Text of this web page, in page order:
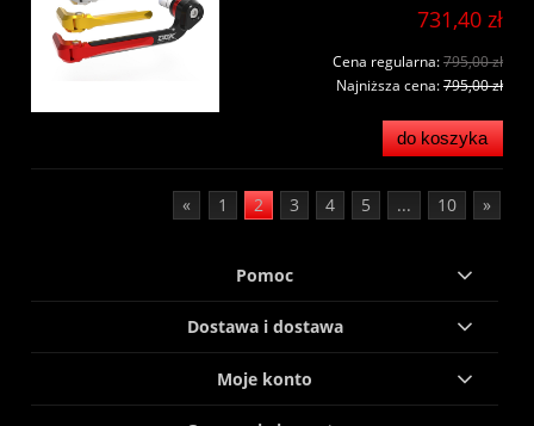
731,40 zł
Cena regularna:795,00 zł
Najniższa cena:795,00 zł
do koszyka
« 1 2 3 4 5 ... 10 »
Pomoc
Dostawa i dostawa
Moje konto